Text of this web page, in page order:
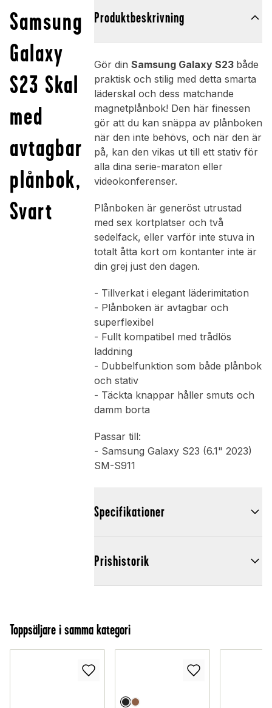
Samsung
Galaxy
S23 Skal
med
avtagbar
plånbok,
Svart
Produktbeskrivning
Gör din Samsung Galaxy S23 både
praktisk och stilig med detta smarta
läderskal och dess matchande
magnetplånbok! Den här finessen
gör att du kan snäppa av plånboken
när den inte behövs, och när den är
på, kan den vikas ut till ett stativ för
alla dina serie-maraton eller
videokonferenser.
Plånboken är generöst utrustad
med sex kortplatser och två
sedelfack, eller varför inte stuva in
totalt åtta kort om kontanter inte är
din grej just den dagen.
- Tillverkat i elegant läderimitation
- Plånboken är avtagbar och
superflexibel
- Fullt kompatibel med trådlös
laddning
- Dubbelfunktion som både plånbok
och stativ
- Täckta knappar håller smuts och
damm borta
Passar till:
- Samsung Galaxy S23 (6.1" 2023)
SM-S911
Specifikationer
Prishistorik
Toppsäljare i samma kategori